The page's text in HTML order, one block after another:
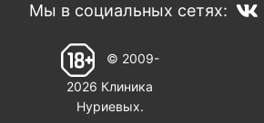
Мы в социальных сетях:
© 2009-
2026 Клиника
Нуриевых.